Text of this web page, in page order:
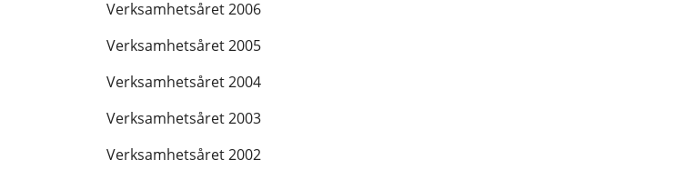
Verksamhetsåret 2006
Verksamhetsåret 2005
Verksamhetsåret 2004
Verksamhetsåret 2003
Verksamhetsåret 2002